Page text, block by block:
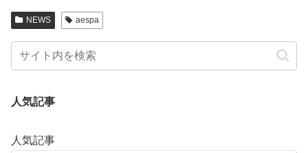
NEWS aespa
人気記事
人気記事